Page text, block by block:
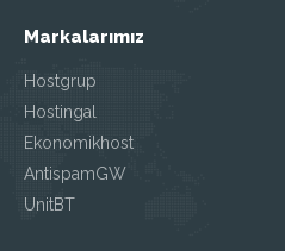
Markalarımız
Hostgrup
Hostingal
Ekonomikhost
AntispamGW
UnitBT